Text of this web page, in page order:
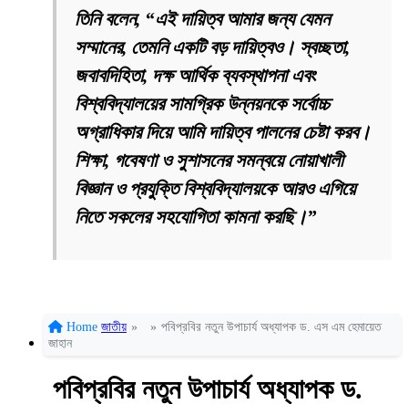
তিনি বলেন, “এই দায়িত্ব আমার জন্য যেমন
সম্মানের, তেমনি একটি বড় দায়িত্বও। স্বচ্ছতা,
জবাবদিহিতা, দক্ষ আর্থিক ব্যবস্থাপনা এবং
বিশ্ববিদ্যালয়ের সামগ্রিক উন্নয়নকে সর্বোচ্চ
অগ্রাধিকার দিয়ে আমি দায়িত্ব পালনের চেষ্টা করব।
শিক্ষা, গবেষণা ও সুশাসনের সমন্বয়ে নোয়াখালী
বিজ্ঞান ও প্রযুক্তি বিশ্ববিদ্যালয়কে আরও এগিয়ে
নিতে সকলের সহযোগিতা কামনা করছি।”
Home জাতীয় » » পবিপ্রবির নতুন উপাচার্য অধ্যাপক ড. এস এম হেমায়েত
জাহান
পবিপ্রবির নতুন উপাচার্য অধ্যাপক ড.